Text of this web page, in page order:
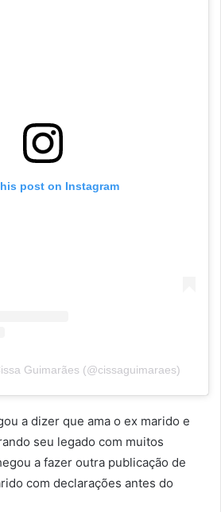
post on Instagram
Guimarães (@cissaguimaraes)
a dizer que ama o ex marido e
seu legado com muitos
a fazer outra publicação de
com declarações antes do